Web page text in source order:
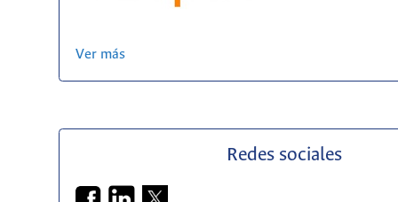
Ver más
Redes sociales